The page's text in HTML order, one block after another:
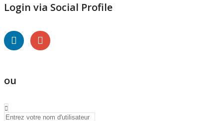
Login via Social Profile
ou